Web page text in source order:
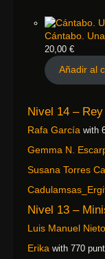
Cántabo.
20,00 €
Añadir al
Nivel 14 – Rey
Rafa García with
Gemma N.
Susana Torres
Nivel 13 –
Luis Manuel Nieto
Erika with 770